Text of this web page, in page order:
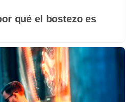
qué el bostezo es